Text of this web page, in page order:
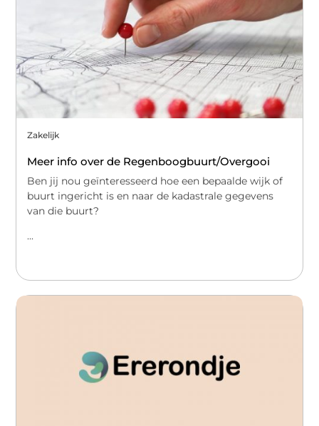
Zakelijk
Meer info over de Regenboogbuurt/Overgooi
Ben jij nou geïnteresseerd hoe een bepaalde wijk of
buurt ingericht is en naar de kadastrale gegevens
van die buurt?
...